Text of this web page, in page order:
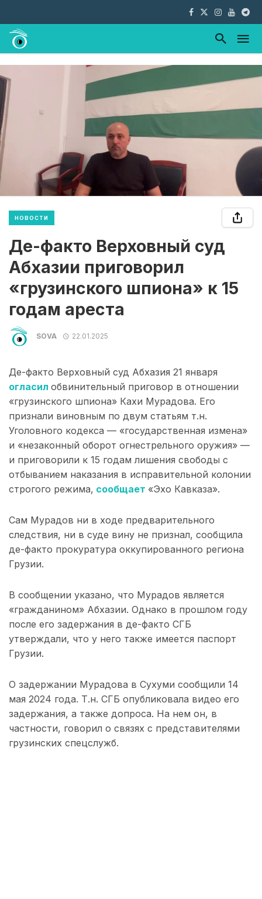
НОВОСТИ
Де-факто Верховный суд
Абхазии приговорил
«грузинского шпиона» к 15
годам ареста
SOVA 22.01.2025
Де-факто Верховный суд Абхазия 21 января
огласил обвинительный приговор в отношении
«грузинского шпиона» Кахи Мурадова. Его
признали виновным по двум статьям т.н.
Уголовного кодекса — «государственная измена»
и «незаконный оборот огнестрельного оружия» —
и приговорили к 15 годам лишения свободы с
отбыванием наказания в исправительной колонии
строгого режима, сообщает «Эхо Кавказа».
Сам Мурадов ни в ходе предварительного
следствия, ни в суде вину не признал, сообщила
де-факто прокуратура оккупированного региона
Грузии.
В сообщении указано, что Мурадов является
«гражданином» Абхазии. Однако в прошлом году
после его задержания в де-факто СГБ
утверждали, что у него также имеется паспорт
Грузии.
О задержании Мурадова в Сухуми сообщили 14
мая 2024 года. Т.н. СГБ опубликовала видео его
задержания, а также допроса. На нем он, в
частности, говорил о связях с представителями
грузинских спецслужб.